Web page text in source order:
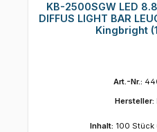
KB-2500SGW LED
DIFFUS LIGHT BAR
Kingbright
Art.-Nr.:
Hersteller:
Inhalt: 100 Stück